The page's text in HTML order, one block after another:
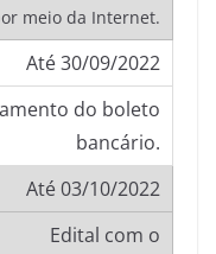
meio da Internet.
Até 30/09/2022
do boleto
bancário.
Até 03/10/2022
Edital com o